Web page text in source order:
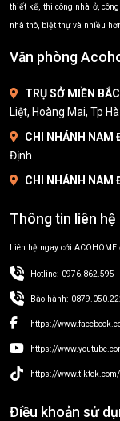
thiết kế, thi công nhà ở,
nhà thô, biệt thự và nhiều
Văn phòng
TRỤ SỞ MIỀN
Liệt, Hoàng Mai, Tp
CHI NHÁNH NAM
Định
CHI NHÁNH NAM
Thông tin liên hệ
Liên hệ ngay cới
Hotline: 0976.862.595
Bào hành:
https://
https://
https://
Điều khoản sử